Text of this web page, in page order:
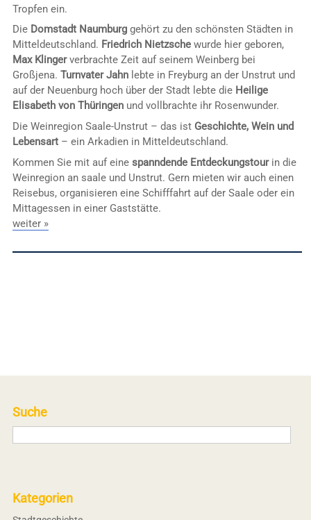
Tropfen ein.
Die Domstadt Naumburggehört zu den schönsten Städten in
Mitteldeutschland. Friedrich Nietzschewurde hier geboren,
Max Klingerverbrachte Zeit auf seinem Weinberg bei
Großjena. Turnvater Jahnlebte in Freyburg an der Unstrut und
auf der Neuenburg hoch über der Stadt lebte die Heilige
Elisabeth von Thüringenund vollbrachte ihr Rosenwunder.
Die Weinregion Saale-Unstrut – das ist Geschichte, Wein und
Lebensart– ein Arkadien in Mitteldeutschland.
Kommen Sie mit auf eine spanndende Entdeckungstourin die
Weinregion an saale und Unstrut. Gern mieten wir auch einen
Reisebus, organisieren eine Schifffahrt auf der Saale oder ein
Mittagessen in einer Gaststätte.
weiter »
Suche
Kategorien